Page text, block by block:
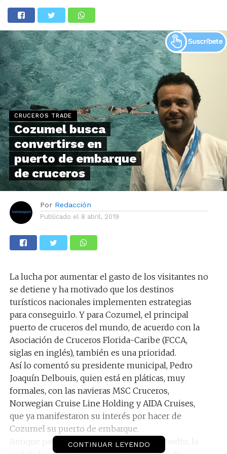
CRUCEROS TRADE
Cozumel busca
convertirse en
puerto de embarque
de cruceros
Por Redacción
Publicado el 8 abril, 2019
La lucha por aumentar el gasto de los visitantes no
se detiene y ha motivado que los destinos
turísticos nacionales implementen estrategias
para conseguirlo. Y para Cozumel, el principal
puerto de cruceros del mundo, de acuerdo con la
Asociación de Cruceros Florida-Caribe (FCCA,
siglas en inglés), también es una prioridad.
Así lo comentó su presidente municipal, Pedro
Joaquín Delbouis, quien está en pláticas, muy
formales, con las navieras MSC Cruceros,
Norwegian Cruise Line Holding y AIDA Cruises,
que ya manifestaron su interés por hacer de
Cozumel su puerto de embarque.
Aunque pareciera que el tema ya está resuelto, la
CONTINUAR LEYENDO